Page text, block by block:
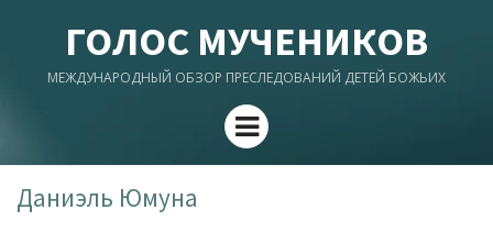
ГОЛОС МУЧЕНИКОВ
МЕЖДУНАРОДНЫЙ ОБЗОР ПРЕСЛЕДОВАНИЙ ДЕТЕЙ БОЖЬИХ
Menu
Даниэль Юмуна